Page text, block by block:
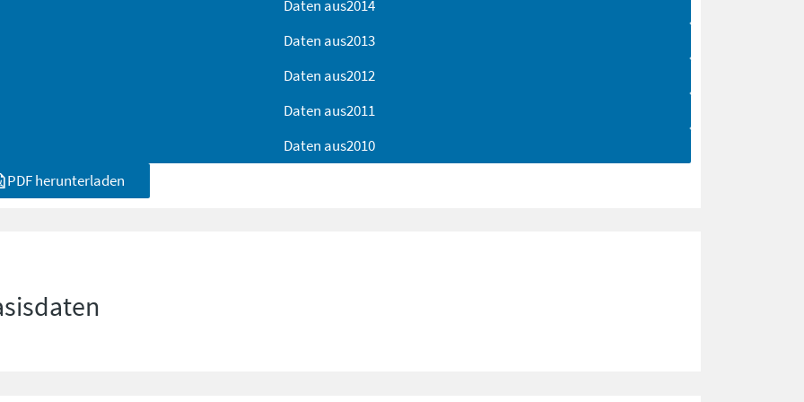
Daten aus2014
Daten aus2013
Daten aus2012
Daten aus2011
Daten aus2010
PDF herunterladen